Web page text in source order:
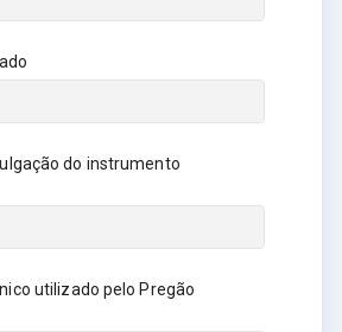
do instrumento
utilizado pelo Pregão